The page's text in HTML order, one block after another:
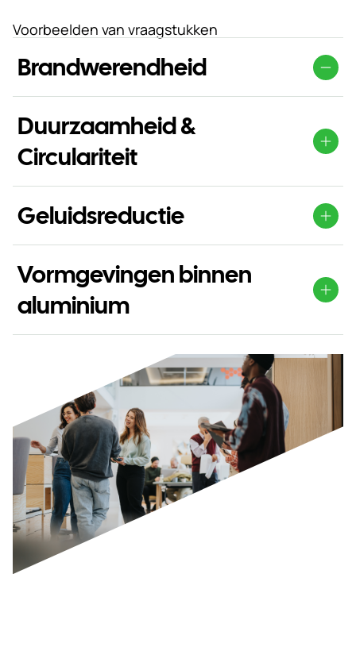
Voorbeelden van vraagstukken
Brandwerendheid
Hoe aluminium systemen bijdragen aan veilige gevels.
Duurzaamheid &
Circulariteit
Van MPG en NMD tot Paris Proof en EPD.
Geluidsreductie
Slimme oplossingen voor geluidbelaste gevels.
Vormgevingen binnen
aluminium
Esthetisch én technisch sterk.